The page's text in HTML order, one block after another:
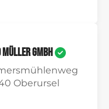
GmbH
Oberursel